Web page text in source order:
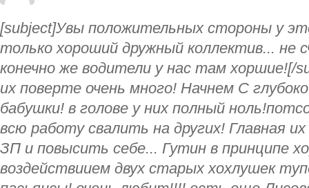
[subject]Увы положительных стороны у
только хороший дружный коллектив... не
конечно же водители у нас там хоршие![/
их поверте очень много! Начнем С
бабушки! в голове у них полный
всю работу свалить на других! Главная
ЗП и повысить себе... Гутин в принципе
воздействиием двух старых хохлушек